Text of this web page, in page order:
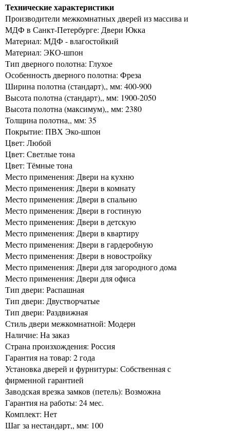
Технические характеристики
Производители межкомнатных дверей из массива и
МДФ в Санкт-Петербурге: Двери Юкка
Материал: МДФ - влагостойкий
Материал: ЭКО-шпон
Тип дверного полотна: Глухое
Особенность дверного полотна: Фреза
Ширина полотна (стандарт),, мм: 400-900
Высота полотна (стандарт),, мм: 1900-2050
Высота полотна (максимум),, мм: 2380
Толщина полотна,, мм: 35
Покрытие: ПВХ Эко-шпон
Цвет: Любой
Цвет: Светлые тона
Цвет: Тёмные тона
Место применения: Двери на кухню
Место применения: Двери в комнату
Место применения: Двери в спальню
Место применения: Двери в гостиную
Место применения: Двери в детскую
Место применения: Двери в квартиру
Место применения: Двери в гардеробную
Место применения: Двери в новостройку
Место применения: Двери для загородного дома
Место применения: Двери для офиса
Тип двери: Распашная
Тип двери: Двустворчатые
Тип двери: Раздвижная
Стиль двери межкомнатной: Модерн
Наличие: На заказ
Страна произхождения: Россия
Гарантия на товар: 2 года
Установка дверей и фурнитуры: Собственная с
фирменной гарантией
Заводская врезка замков (петель): Возможна
Гарантия на работы: 24 мес.
Комплект: Нет
Шаг за нестандарт,, мм: 100